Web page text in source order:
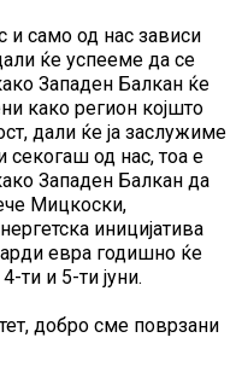
и само од нас зависи
ќе успееме да се
Западен Балкан ќе
како регион којшто
дали ќе ја заслужиме
секогаш од нас, тоа е
Западен Балкан да
Мицкоски,
иницијатива
евра годишно ќе
ти и 5-ти јуни.
добро сме поврзани